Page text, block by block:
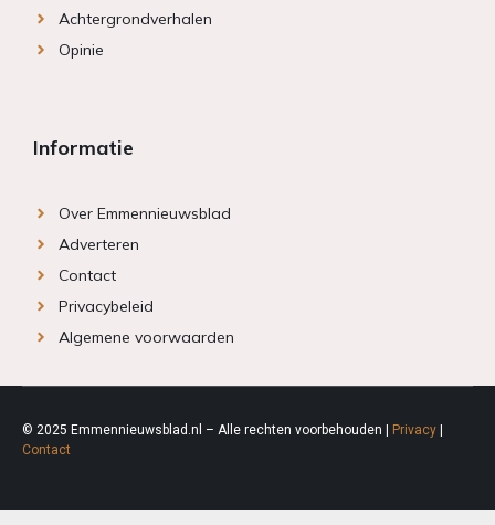
Achtergrondverhalen
Opinie
Informatie
Over Emmennieuwsblad
Adverteren
Contact
Privacybeleid
Algemene voorwaarden
© 2025 Emmennieuwsblad.nl – Alle rechten voorbehouden | Privacy
Contact